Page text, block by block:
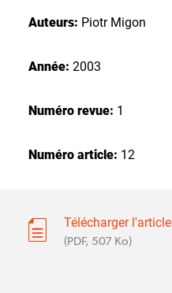
Auteurs: Piotr Migon
Année: 2003
Numéro revue: 1
Numéro article: 12
Télécharger l'article
(PDF, 507 Ko)